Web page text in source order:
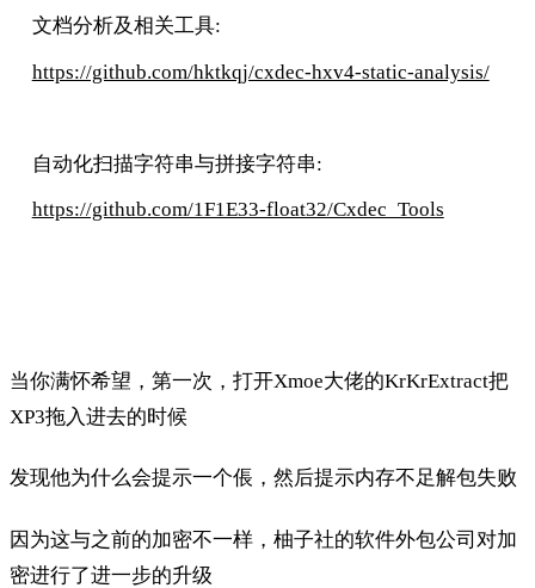
文档分析及相关工具:
https://github.com/hktkqj/cxdec-hxv4-static-analysis/
自动化扫描字符串与拼接字符串:
https://github.com/1F1E33-float32/Cxdec_Tools
当你满怀希望，第一次，打开Xmoe大佬的KrKrExtract把
XP3拖入进去的时候
发现他为什么会提示一个倀，然后提示内存不足解包失败
因为这与之前的加密不一样，柚子社的软件外包公司对加
密进行了进一步的升级